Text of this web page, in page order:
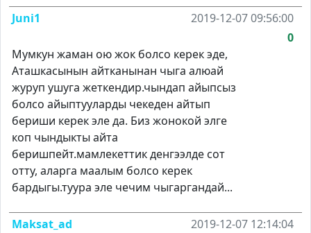
Juni1 2019-12-07 09:56:00
Мумкун жаман ою жок болсо керек эде,
Аташкасынын айтканынан чыга алюай
журуп ушуга жеткендир.чындап айыпсыз
болсо айыптууларды чекеден айтып
бериши керек эле да. Биз жонокой элге
коп чындыкты айта
беришпейт.мамлекеттик денгээлде сот
отту, аларга маалым болсо керек
бардыгы.туура эле чечим чыгаргандай...
0
Maksat_ad
2019-12-07 12:14:04